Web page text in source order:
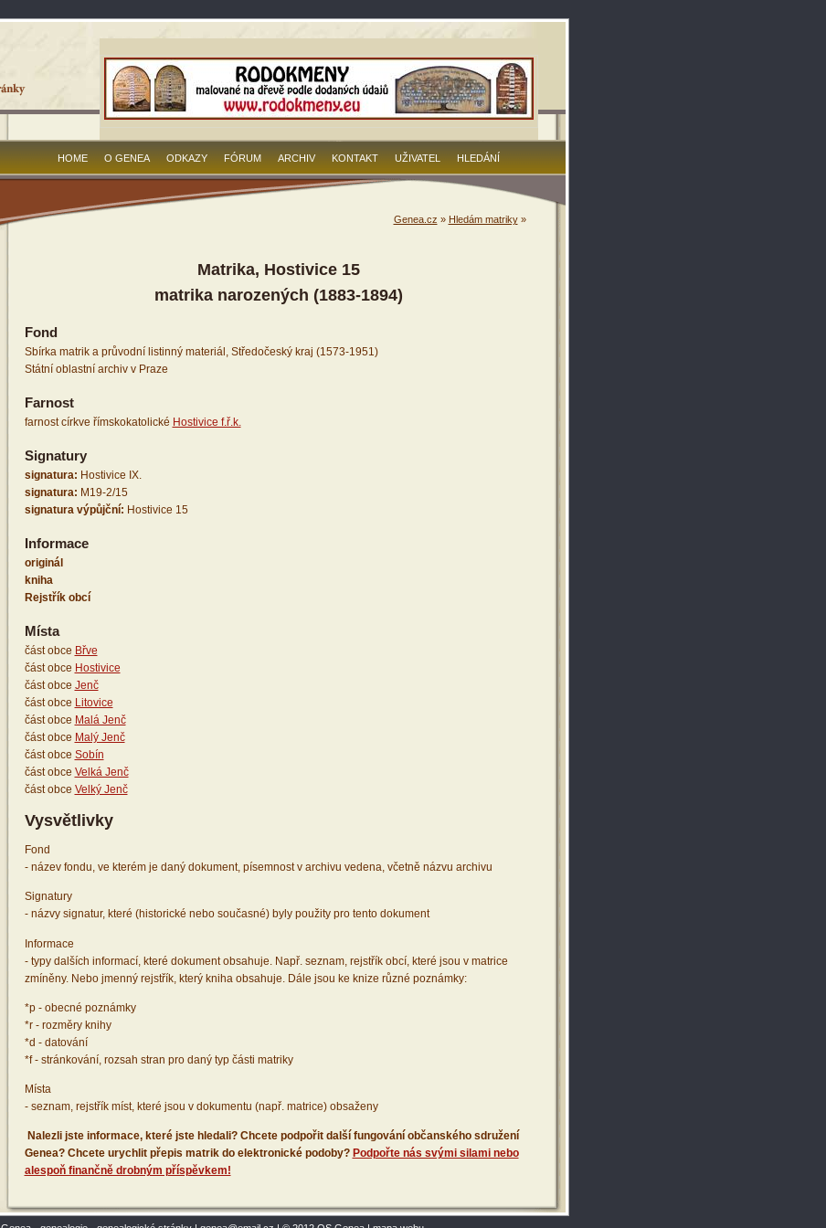
HOME O GENEA ODKAZY FÓRUM ARCHIV KONTAKT UŽIVATEL HLEDÁNÍ
Genea.cz » Hledám matriky»
Matrika, Hostivice 15
matrika narozených (1883-1894)
Fond
Sbírka matrik a průvodní listinný materiál, Středočeský kraj (1573-1951)
Státní oblastní archiv v Praze
Farnost
farnost církve římskokatolické Hostivice f.ř.k.
Signatury
signatura: Hostivice IX.
signatura: M19-2/15
signatura výpůjční: Hostivice 15
Informace
originál
kniha
Rejstřík obcí
Místa
část obce Břve
část obce Hostivice
část obce Jenč
část obce Litovice
část obce Malá Jenč
část obce Malý Jenč
část obce Sobín
část obce Velká Jenč
část obce Velký Jenč
Vysvětlivky
Fond
- název fondu, ve kterém je daný dokument, písemnost v archivu vedena, včetně názvu archivu
Signatury
- názvy signatur, které (historické nebo současné) byly použity pro tento dokument
Informace
- typy dalších informací, které dokument obsahuje. Např. seznam, rejstřík obcí, které jsou v matrice
zmíněny. Nebo jmenný rejstřík, který kniha obsahuje. Dále jsou ke knize různé poznámky:
*p - obecné poznámky
*r - rozměry knihy
*d - datování
*f - stránkování, rozsah stran pro daný typ části matriky
Místa
- seznam, rejstřík míst, které jsou v dokumentu (např. matrice) obsaženy
Nalezli jste informace, které jste hledali? Chcete podpořit další fungování občanského sdružení
Genea? Chcete urychlit přepis matrik do elektronické podoby? Podpořte nás svými silami nebo
alespoň finančně drobným příspěvkem!